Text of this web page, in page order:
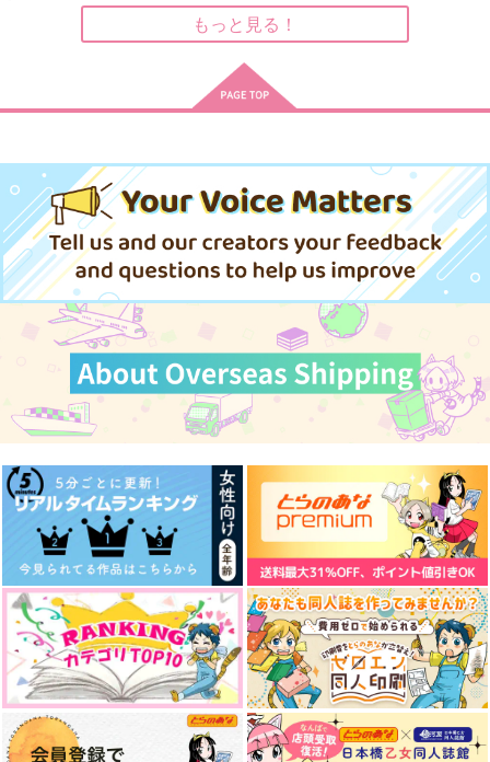
サンプル サンプル サンプル
梅雨の口づけ
ぽんぽこ山脈
（税込）
水木
サンプル
作品詳細
部屋とYシャツと手槍
660円（税込）
ディミトリ×ベレス
サンプル
作品詳細
cut back
愛をみる少年
787 （税込）
サンプル
作品詳細
錯覚していた!? 3
アルファポリス
880円（税込）
サンプル
作品詳細
で嫌いなアイツと
秋水社
サンプル
作品詳細
もっと見る！